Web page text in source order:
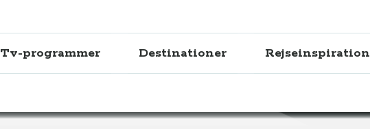
Tv-programmer Destinationer Rejseinspiration